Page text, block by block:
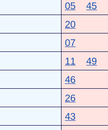
05 45
20
07
11 49
46
26
43